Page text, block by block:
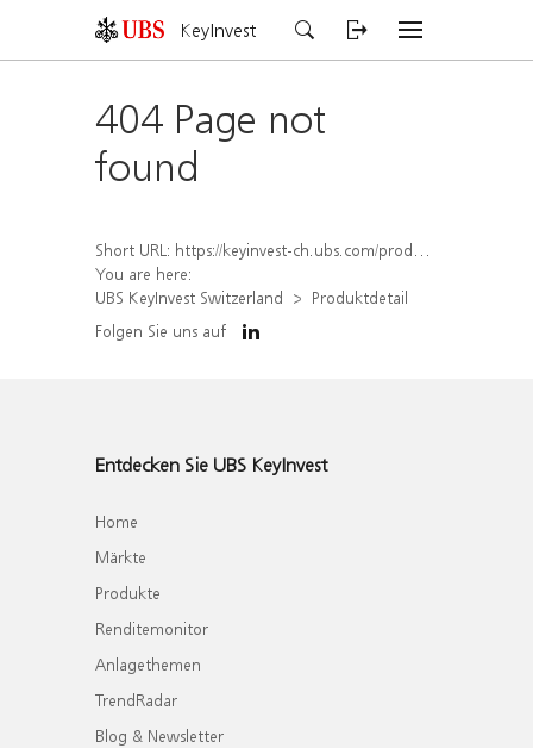
KeyInvest
404 Page not
found
Short URL: https://keyinvest-ch.ubs.com/produkt/detail/index/isin/CH1577907012
You are here:
UBS KeyInvest Switzerland
Produktdetail
Folgen Sie uns auf
Entdecken Sie UBS KeyInvest
Home
Märkte
Produkte
Renditemonitor
Anlagethemen
TrendRadar
Blog & Newsletter